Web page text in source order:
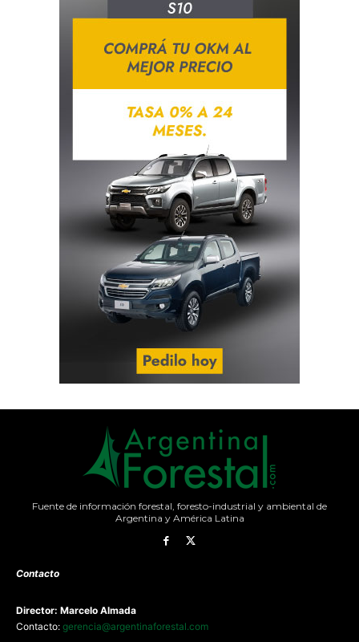
Fuente de información forestal, foresto-industrial y ambiental de
Argentina y América Latina
Contacto
Director: Marcelo Almada
Contacto: gerencia@argentinaforestal.com